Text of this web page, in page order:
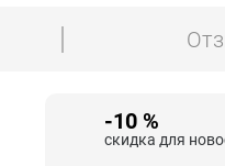
-10 %
скидка для